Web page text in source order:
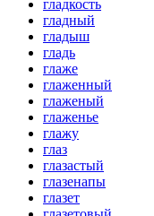
гладкость
гладный
гладыш
гладь
глаже
глаженный
глаженый
глаженье
глажу
глаз
глазастый
глазенапы
глазет